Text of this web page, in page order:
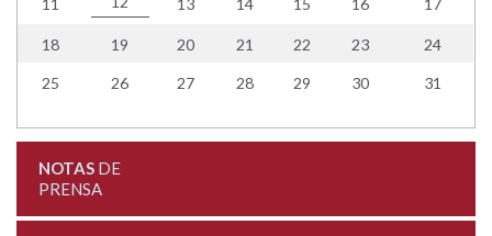
11 13 14 15 16 17
18 19 20 21 22 23 24
25 26 27 28 29 30 31
NOTASDE
PRENSA